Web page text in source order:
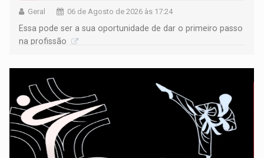
Geral 06 de Agosto de 2026 às 17:24
Essa pode ser a sua oportunidade de dar o primeiro passo
na profissão